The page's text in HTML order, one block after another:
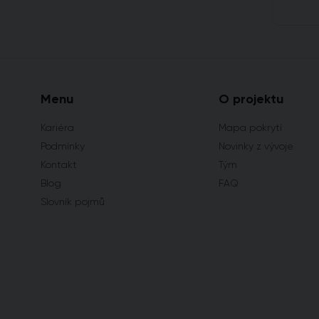
Menu
Kariéra
Podmínky
Kontakt
Blog
Slovník pojmů
O projektu
Mapa pokrytí
Novinky z vývoje
Tým
FAQ